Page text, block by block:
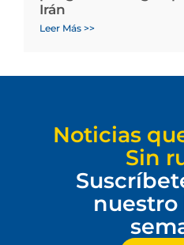
Irán
Leer Más >>
Noticias
Sin